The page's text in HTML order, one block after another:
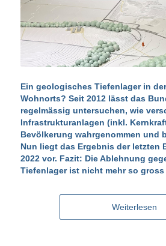
Ein geologisches Tiefenlager in
Wohnorts? Seit 2012 lässt das
regelmässig untersuchen, wie
Infrastrukturanlagen (inkl.
Bevölkerung wahrgenommen und
Nun liegt das Ergebnis der letzten
2022vor. Fazit: Die Ablehnung
Tiefenlager ist nicht mehr so
Weiterlesen